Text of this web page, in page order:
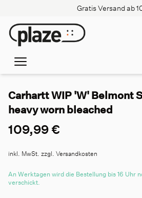
Gratis Versand ab
Carhartt WIP 'W' Belmont
heavy worn bleached
109,99 €
inkl. MwSt. zzgl. Versandkosten
An Werktagen wird die Bestellung bis 16 Uhr
verschickt.